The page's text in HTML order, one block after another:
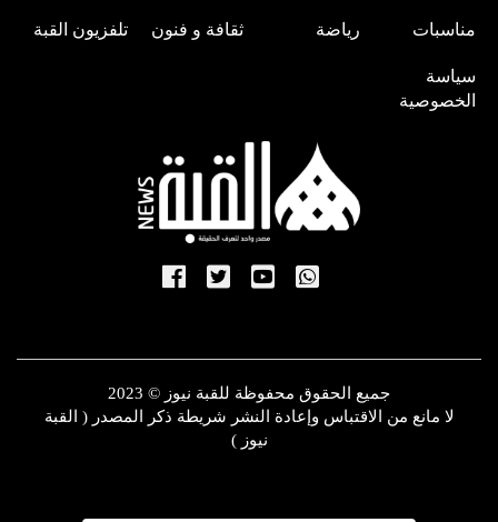
مناسبات رياضة ثقافة و فنون تلفزيون القبة
سياسة
الخصوصية
جميع الحقوق محفوظة للقبة نيوز © 2023
لا مانع من الاقتباس وإعادة النشر شريطة ذكر المصدر ( القبة
نيوز )